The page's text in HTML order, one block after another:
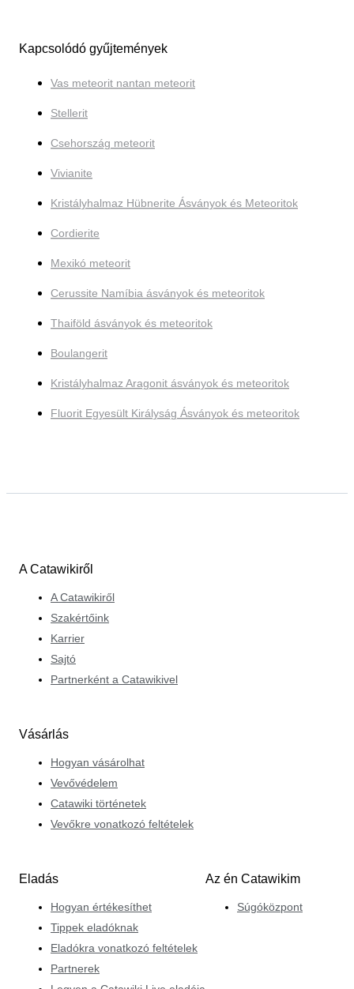
Kapcsolódó gyűjtemények
Vas meteorit nantan meteorit
Stellerit
Csehország meteorit
Vivianite
Kristályhalmaz Hübnerite Ásványok és Meteoritok
Cordierite
Mexikó meteorit
Cerussite Namíbia ásványok és meteoritok
Thaiföld ásványok és meteoritok
Boulangerit
Kristályhalmaz Aragonit ásványok és meteoritok
Fluorit Egyesült Királyság Ásványok és meteoritok
A Catawikiről
A Catawikiről
Szakértőink
Karrier
Sajtó
Partnerként a Catawikivel
Vásárlás
Hogyan vásárolhat
Vevővédelem
Catawiki történetek
Vevőkre vonatkozó feltételek
Eladás
Hogyan értékesíthet
Tippek eladóknak
Eladókra vonatkozó feltételek
Partnerek
Az én Catawikim
Súgóközpont